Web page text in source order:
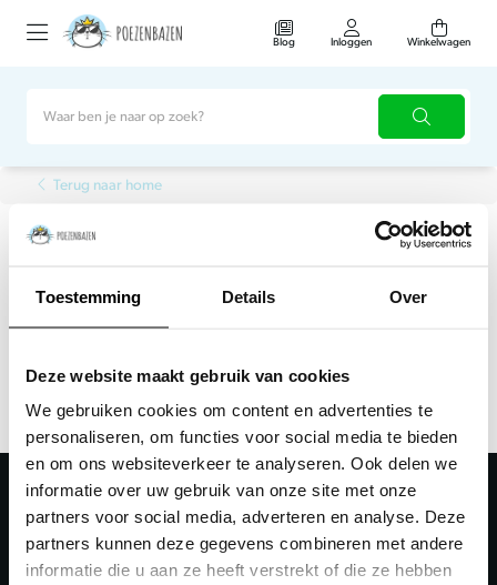
Toestemming Details Over
Deze website maakt gebruik van cookies
We gebruiken cookies om content en advertenties te
personaliseren, om functies voor social media te bieden
en om ons websiteverkeer te analyseren. Ook delen we
informatie over uw gebruik van onze site met onze
partners voor social media, adverteren en analyse. Deze
partners kunnen deze gegevens combineren met andere
informatie die u aan ze heeft verstrekt of die ze hebben
Blog Inloggen Winkelwagen
Terug naar home